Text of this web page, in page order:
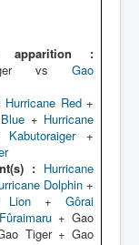
apparition :
vs Gao
Hurricane Red+
+ Hurricane
Kabutoraiger+
: Hurricane
Dolphin+
Lion + Gôrai
Fûraimaru + Gao
Tiger + Gao